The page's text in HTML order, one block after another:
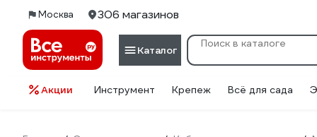
Москва 306 магазинов
Каталог
Акции Инструмент Крепеж Всё для сада